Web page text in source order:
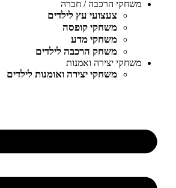
משחקי הרכבה / חברה
צעצועי עץ לילדים
משחקי קופסה
משחקי מדע
משחק הרכבה לילדים
משחקי יצירה ואמנות
משחקי יצירה ואומנות לילדים